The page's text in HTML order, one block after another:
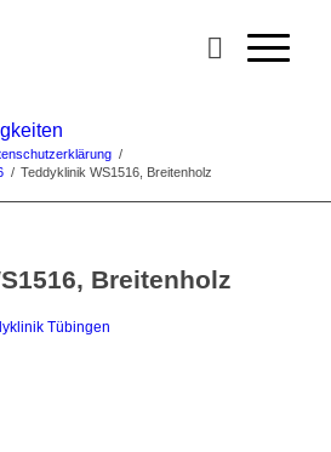
/
/ Teddyklinik WS1516, Breitenholz
Breitenholz
Tübingen